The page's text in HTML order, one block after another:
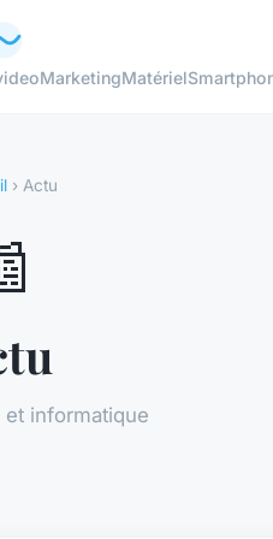
MarketingMatériel
› Actu
informatique